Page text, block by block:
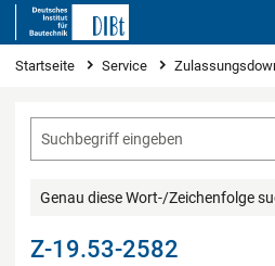
Sie sind hier
Startseite Service
Genau diese Wort-/Zeichenfolge
Z-19.53-2582